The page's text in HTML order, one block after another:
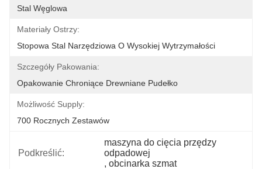
Stal Węglowa
Materiały Ostrzy:
Stopowa Stal Narzędziowa O Wysokiej Wytrzymałości
Szczegóły Pakowania:
Opakowanie Chroniące Drewniane Pudełko
Możliwość Supply:
700 Rocznych Zestawów
Podkreślić:
maszyna do cięcia przędzy
odpadowej
, obcinarka szmat